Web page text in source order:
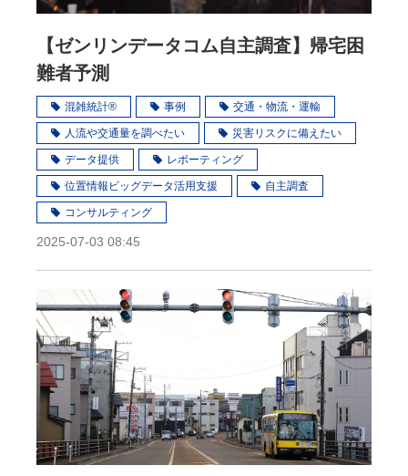
【ゼンリンデータコム自主調査】帰宅困
難者予測
混雑統計® 事例 交通・物流・運輸
人流や交通量を調べたい 災害リスクに備えたい
データ提供 レポーティング
位置情報ビッグデータ活用支援 自主調査
コンサルティング
2025-07-03 08:45